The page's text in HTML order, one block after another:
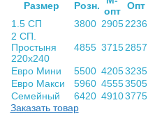
Раз­мер
Розн. опт Опт
1.5 СП
3800 2905 2236
2 СП.
Простыня
220х240
4855 3715 2857
Евро Мини 5500 42053235
Евро Макси
5960 45553505
Семейный
6420 49103775
Заказать товар